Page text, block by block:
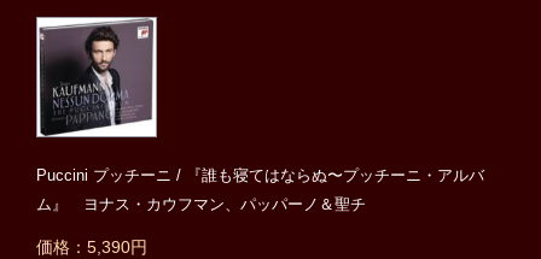
Puccini プッチーニ / 『誰も寝てはならぬ〜プッチーニ・アルバ
ム』 ヨナス・カウフマン、パッパーノ＆聖チ
価格：5,390円